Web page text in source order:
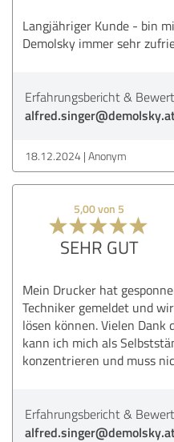
Langjähriger Kunde - bin
Demolsky immer sehr
Erfahrungsbericht &
18.12.2024 Anonym
5,00 von 5
SEHR GUT
Mein Drucker hat
Techniker gemeldet und
lösen können. Vielen
kann ich mich als
konzentrieren und muss
Erfahrungsbericht &